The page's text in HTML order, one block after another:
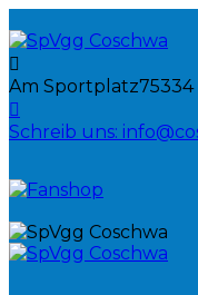
Am Sportplatz
Schreib uns: